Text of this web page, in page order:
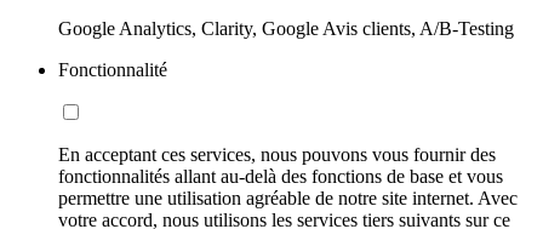
Google Analytics, Clarity, Google Avis clients, A/B-Testing
Fonctionnalité
En acceptant ces services, nous pouvons vous fournir des
fonctionnalités allant au-delà des fonctions de base et vous
permettre une utilisation agréable de notre site internet. Avec
votre accord, nous utilisons les services tiers suivants sur ce